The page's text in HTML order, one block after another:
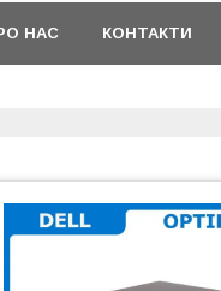
НАС КОНТАКТИ